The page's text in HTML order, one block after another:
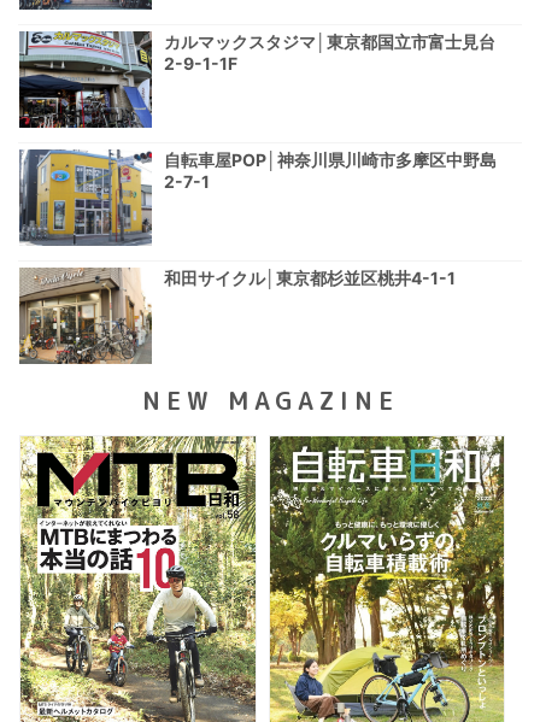
カルマックスタジマ│東京都国立市富士見台
2-9-1-1F
自転車屋POP│神奈川県川崎市多摩区中野島
2-7-1
和田サイクル│東京都杉並区桃井4-1-1
NEW MAGAZINE